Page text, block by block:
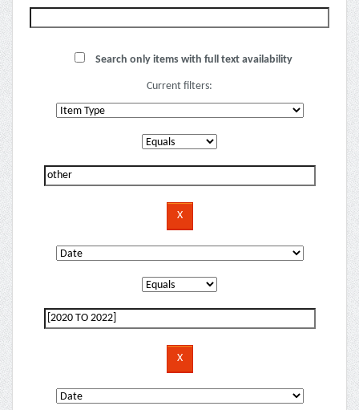
Search only items with full text availability
Current filters: